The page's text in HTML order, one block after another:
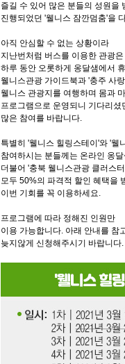
즐길 수 있어 많은 분들의 성원을
진행되었던 '웰니스 잠깐멈춤'을
아직 안심할 수 없는 상황이라
지난번처럼 버스를 이용한 관광
하루 동안 오롯하게 옹달샘에서
웰니스관광 가이드북과 '충주 사
웰니스 관광지를 여행하며 몸과
프로그램으로 운영되니 기다리셨
많은 참여를 바랍니다.
특별히 '웰니스 힐링스테이'와 '웰
참여하시는 분들께는 온라인 옹
더불어 '충북 웰니스관광 클러스
모두 50%의 파격적 할인 혜택을
이번 기회를 꼭 이용하세요.
프로그램에 따라 정해진 인원만
이용 가능합니다. 아래 안내를 참
늦지않게 신청해주시기 바랍니다.